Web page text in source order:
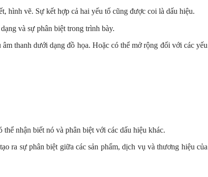
hình vẽ. Sự kết hợp cả hai yếu tố cũng được coi là dấu hiệu.
và sự phân biệt trong trình bày.
thanh dưới dạng đồ họa. Hoặc có thể mở rộng đối với các yếu
nhận biết nó và phân biệt với các dấu hiệu khác.
ra sự phân biệt giữa các sản phẩm, dịch vụ và thương hiệu của